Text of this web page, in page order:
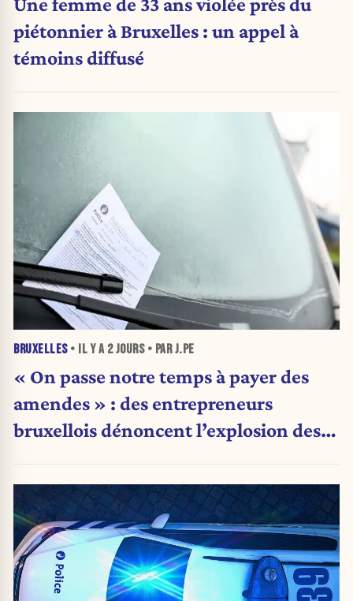
piétonnier à Bruxelles : un appel à
témoins diffusé
BRUXELLES• IL Y A 2 JOURS• PAR J.PE
« On passe notre temps à payer des
amendes » : des entrepreneurs
bruxellois dénoncent l’explosion des